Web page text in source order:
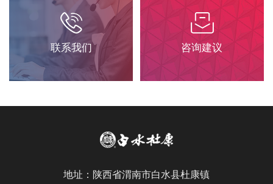
联系我们 咨询建议
地址：陕西省渭南市白水县杜康镇